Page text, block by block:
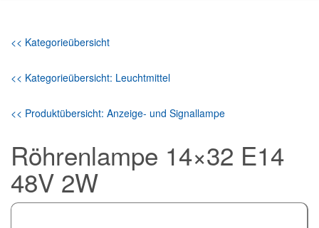
<< Kategorieübersicht
<< Kategorieübersicht: Leuchtmittel
<< Produktübersicht: Anzeige- und Signallampe
Röhrenlampe 14×32 E14
48V 2W